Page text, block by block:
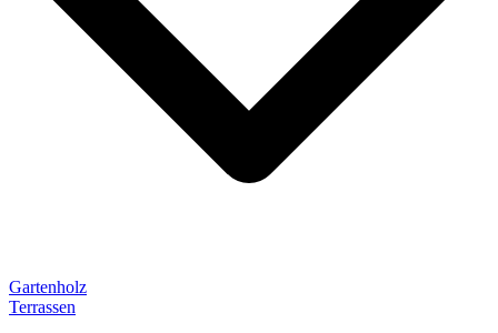
Gartenholz
Terrassen